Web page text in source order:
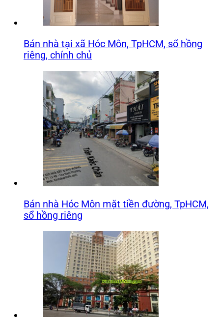
Bán nhà tại xã Hóc Môn, TpHCM, sổ hồng
riêng, chính chủ
Bán nhà Hóc Môn mặt tiền đường, TpHCM,
sổ hồng riêng